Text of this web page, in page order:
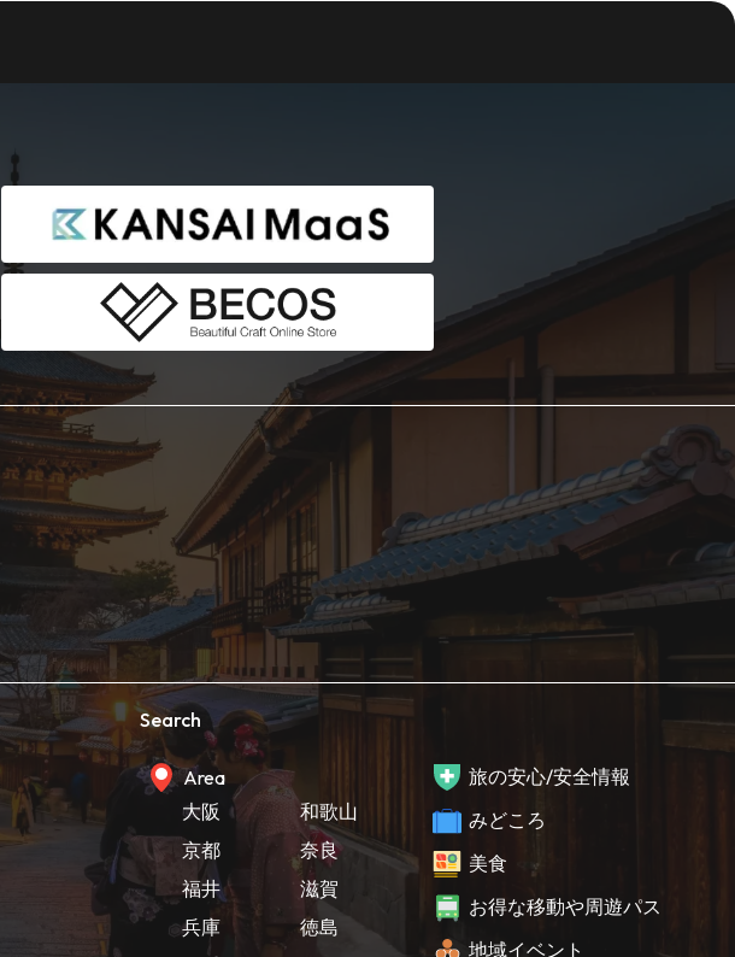
Search
Area
大阪
京都
福井
兵庫
和歌山
奈良
滋賀
徳島
旅の安心/安全情報
みどころ
美食
お得な移動や周遊パス
地域イベント